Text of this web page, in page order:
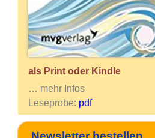
als Print oder Kindle
… mehr Infos
Leseprobe: pdf